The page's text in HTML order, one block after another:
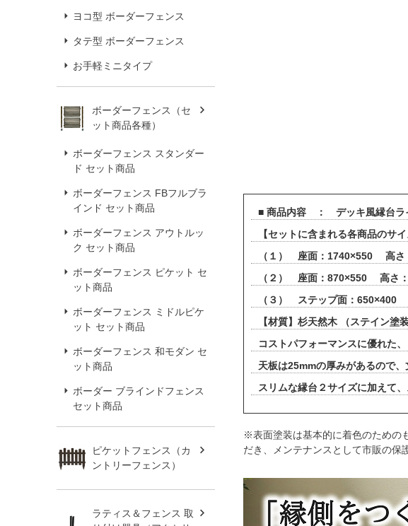
ヨコ型 ボーダーフェンス
タテ型 ボーダーフェンス
お手軽ミニタイプ
ボーダーフェンス（セ
ット商品各種）
ボーダーフェンス スタンダー
ド セット商品
ボーダーフェンス FBフルブラ
インド セット商品
ボーダーフェンス アウトルッ
ク セット商品
ボーダーフェンス ピケット セ
ット商品
ボーダーフェンス ミドルピケ
ット セット商品
ボーダーフェンス 和モダン セ
ット商品
ボーダー ブラインドフェンス
セット商品
ピケットフェンス（カ
ントリーフェンス）
ラティス＆フェンス 取
■ 商品内容 ： デッキ風縁台
【セットに含まれる各商品のサイ
（１） 座面：1740×550 高さ
（２） 座面：870×550 高さ
（３） ステップ面：
【材質】杉天然木 （ステイン
コストパフォーマンスに優れた
天板は25mmの厚みがあるので
スリムな縁台２サイズに加えて
※表面塗装は基本的に着色のための
だき、メンテナンスとして市販の保